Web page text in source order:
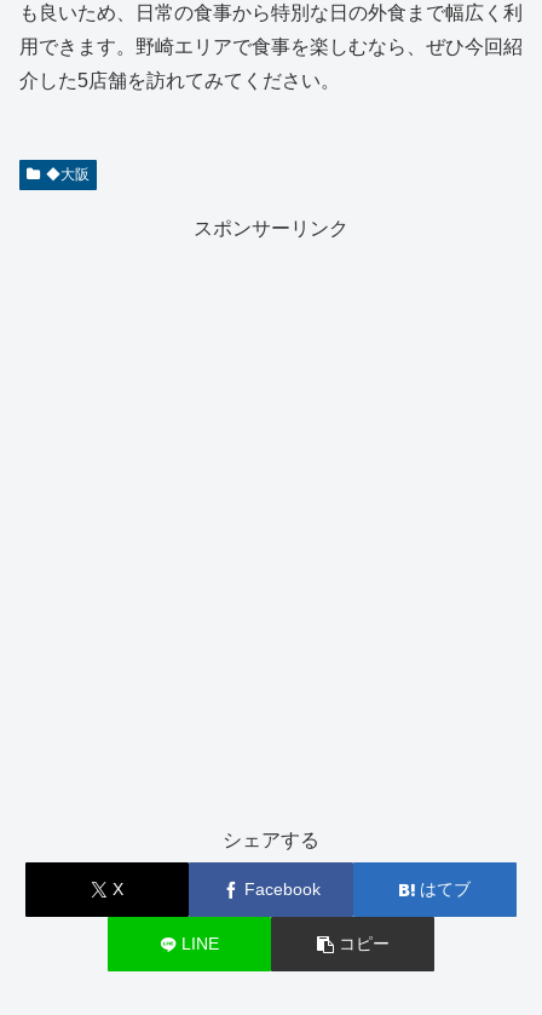
も良いため、日常の食事から特別な日の外食まで幅広く利
用できます。野崎エリアで食事を楽しむなら、ぜひ今回紹
介した5店舗を訪れてみてください。
◆大阪
スポンサーリンク
シェアする
X Facebook はてブ
LINE コピー